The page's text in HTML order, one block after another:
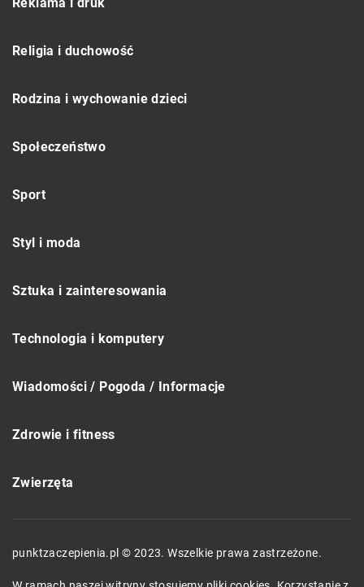
Religia i duchowość
Rodzina i wychowanie dzieci
Społeczeństwo
Sport
Styl i moda
Sztuka i zainteresowania
Technologia i komputery
Wiadomości / Pogoda / Informacje
Zdrowie i fitness
Zwierzęta
punktzaczepienia.pl © 2023. Wszelkie prawa zastrzeżone.